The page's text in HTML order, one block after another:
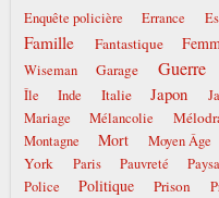
Enquête policière Errance
Famille Fantastique
Wiseman
Garage Guerre
Île Inde Italie Japon
Mariage
Mélancolie
Montagne Mort Moyen Âge
York
Paris Pauvreté
Police
Politique Prison